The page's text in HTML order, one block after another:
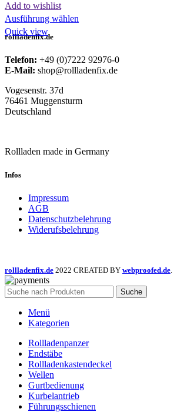
Add to wishlist
Ausführung wählen
mehrere
Varianten
der
Quick view
rollladenfix.de
Telefon: +49 (0)7222 92976-0
E-Mail: shop@rollladenfix.de
Vogesenstr. 37d
76461 Muggensturm
Deutschland
Rollladen made in Germany
Infos
Impressum
AGB
Datenschutzbelehrung
Widerufsbelehrung
rollladenfix.de 2022 CREATED BY webproofed.de
Suche
Menü
Kategorien
Rollladenpanzer
Endstäbe
Rollladenkastendeckel
Wellen
Gurtbedienung
Kurbelantrieb
Führungsschienen